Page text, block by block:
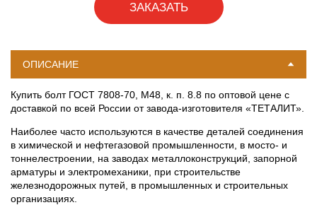
ЗАКАЗАТЬ
ОПИСАНИЕ
Купить болт ГОСТ 7808-70, М48, к. п. 8.8 по оптовой цене с
доставкой по всей России от завода-изготовителя «ТЕТАЛИТ».
Наиболее часто используются в качестве деталей соединения
в химической и нефтегазовой промышленности, в мосто- и
тоннелестроении, на заводах металлоконструкций, запорной
арматуры и электромеханики, при строительстве
железнодорожных путей, в промышленных и строительных
организациях.